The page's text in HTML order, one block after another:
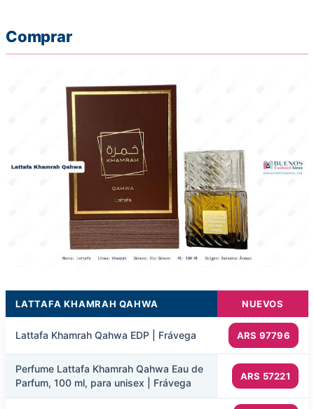
Comprar
LATTAFA KHAMRAH QAHWA NUEVOS
Lattafa Khamrah Qahwa EDP | Frávega ARS 97796
Perfume Lattafa Khamrah Qahwa Eau de
Parfum, 100 ml, para unisex | Frávega
ARS 57221